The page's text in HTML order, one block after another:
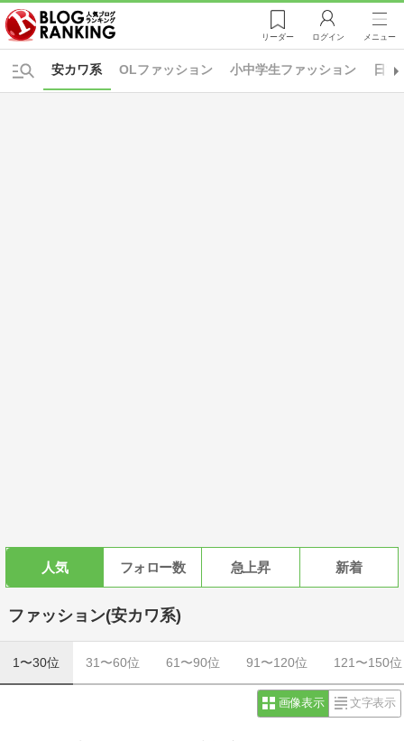
リーダー ログイン メニュー
OLファッション 小中学生ファッション 日常
安カワ系
人気 フォロー数 急上昇 新着
ファッション(安カワ系)
1〜30位 31〜60位 61〜90位 91〜120位 121〜150位
画像表示 文字表示